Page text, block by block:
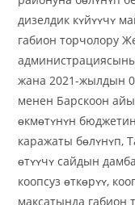
дизелдик кʏйʏʏчʏ
габион торчолору
жана 2021-жылдын
менен Барскоон
ɵкмɵтʏнʏн
каражаты бɵлʏнʏп,
ɵтʏʏчʏ сайдын
коопсуз ɵткɵрʏʏ,
максатында габион